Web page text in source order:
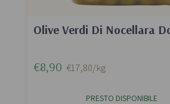
Olive Verdi Di Nocellara
€8,90 €17,80/kg
PRESTO DISPONIBILE